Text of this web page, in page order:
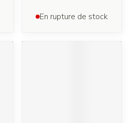
En rupture de stock